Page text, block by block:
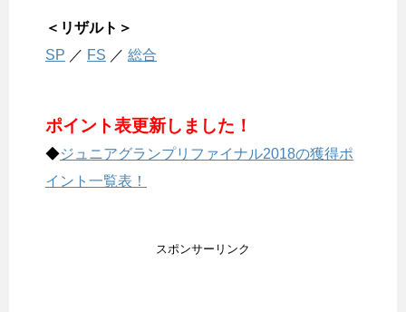
＜リザルト＞
SP ／ FS ／ 総合
ポイント表更新しました！
◆ジュニアグランプリファイナル2018の獲得ポ
イント一覧表！
スポンサーリンク